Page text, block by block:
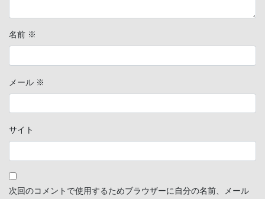
名前 ※
メール ※
サイト
次回のコメントで使用するためブラウザーに自分の名前、メール